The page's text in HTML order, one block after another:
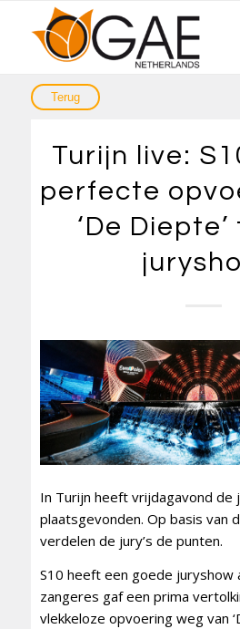
Turijn live:
perfecte
‘De
In Turijn heeft vrijdagavond de
plaatsgevonden. Op basis van
verdelen de jury’s de punten.
S10 heeft een goede juryshow
zangeres gaf een prima
vlekkeloze opvoering weg van